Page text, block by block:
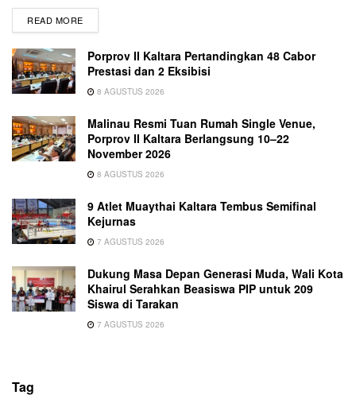
READ MORE
Porprov II Kaltara Pertandingkan 48 Cabor
Prestasi dan 2 Eksibisi
8 AGUSTUS 2026
Malinau Resmi Tuan Rumah Single Venue,
Porprov II Kaltara Berlangsung 10–22
November 2026
8 AGUSTUS 2026
9 Atlet Muaythai Kaltara Tembus Semifinal
Kejurnas
7 AGUSTUS 2026
Dukung Masa Depan Generasi Muda, Wali Kota
Khairul Serahkan Beasiswa PIP untuk 209
Siswa di Tarakan
7 AGUSTUS 2026
Tag